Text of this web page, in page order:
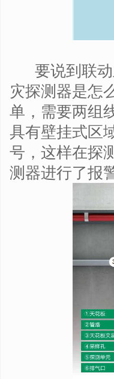
要说到联动
灾探测器是怎
单，需要两组
具有壁挂式区
号，这样在探
测器进行了报